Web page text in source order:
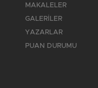
MAKALELER
GALERİLER
YAZARLAR
PUAN DURUMU